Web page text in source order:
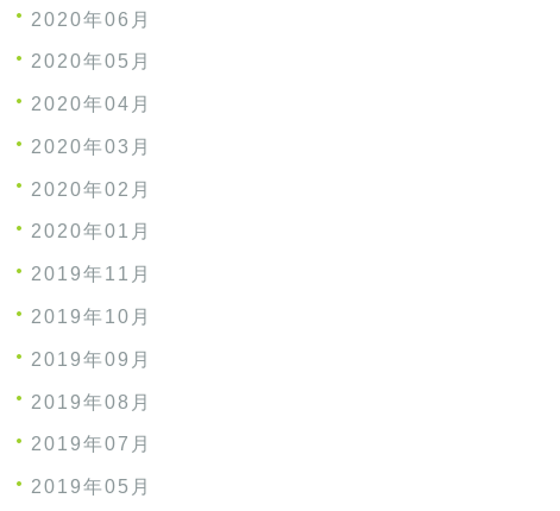
2020年06月
2020年05月
2020年04月
2020年03月
2020年02月
2020年01月
2019年11月
2019年10月
2019年09月
2019年08月
2019年07月
2019年05月